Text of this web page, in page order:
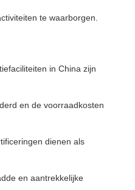
te waarborgen.
in China zijn
en de voorraadkosten
dienen als
en aantrekkelijke